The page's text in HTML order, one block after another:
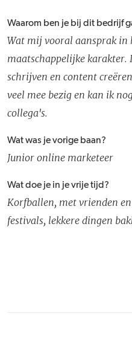
Waarom ben je bij dit bedrijf
Wat mij vooral aansprak in
maatschappelijke karakter.
schrijven en content
veel mee bezig en kan ik
collega's.
Wat was je vorige baan?
Junior online marketeer
Wat doe je in je vrije tijd?
Korfballen, met vrienden
festivals, lekkere dingen